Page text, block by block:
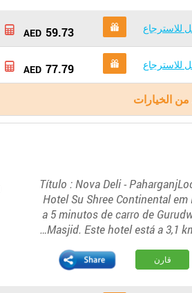
للاسترجاع 59.73
للاسترجاع 77.79
من الخيارات
Título : Nova Deli -
Hotel Su Shree Continental
a 5 minutos de carro de
Masjid. Este hotel está a 3,1
قارن